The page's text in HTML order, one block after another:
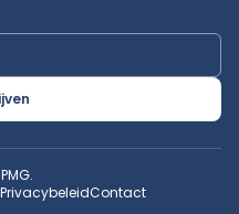
PrivacybeleidContact